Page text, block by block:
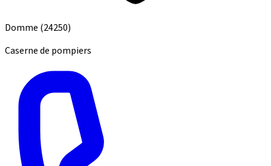
Domme (24250)
Caserne de pompiers